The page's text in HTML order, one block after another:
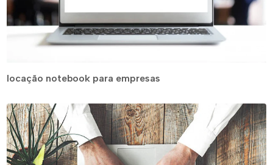
locação notebook para empresas